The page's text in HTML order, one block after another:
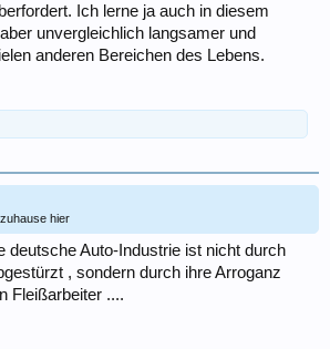
Ich lerne ja auch in diesem
unvergleichlich langsamer und
anderen Bereichen des Lebens.
hier
deutsche Auto-Industrie ist nicht durch
, sondern durch ihre Arroganz
Fleißarbeiter ....